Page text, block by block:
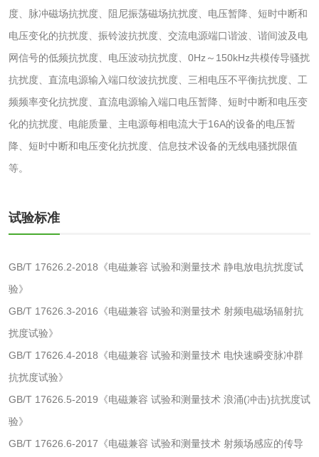
度、脉冲磁场抗扰度、阻尼振荡磁场抗扰度、电压暂降、短时中断和
电压变化的抗扰度、振铃波抗扰度、交流电源端口谐波、谐间波及电
网信号的低频抗扰度、电压波动抗扰度、0Hz～150kHz共模传导骚扰
抗扰度、直流电源输入端口纹波抗扰度、三相电压不平衡抗扰度、工
频频率变化抗扰度、直流电源输入端口电压暂降、短时中断和电压变
化的抗扰度、电能质量、主电源每相电流大于16A的设备的电压暂
降、短时中断和电压变化抗扰度、信息技术设备的无线电骚扰限值
等。
试验标准
GB/T 17626.2-2018《电磁兼容 试验和测量技术 静电放电抗扰度试
验》
GB/T 17626.3-2016《电磁兼容 试验和测量技术 射频电磁场辐射抗
扰度试验》
GB/T 17626.4-2018《电磁兼容 试验和测量技术 电快速瞬变脉冲群
抗扰度试验》
GB/T 17626.5-2019《电磁兼容 试验和测量技术 浪涌(冲击)抗扰度试
验》
GB/T 17626.6-2017《电磁兼容 试验和测量技术 射频场感应的传导
防冻液检测 润滑油运动粘度检
测
食品接触
料袋检测
复合膜、袋检测
袋检测
涂改液/修正液检测 学生书包/书袋检测
橡皮擦检测 学生书包检测